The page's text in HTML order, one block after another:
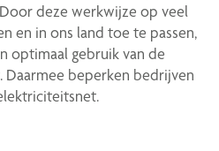
deze werkwijze op veel
en in ons land toe te passen,
optimaal gebruik van de
beperken bedrijven